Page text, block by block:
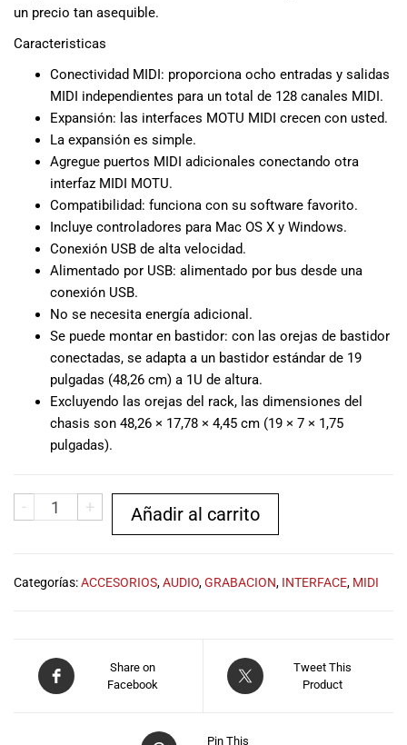
precios
competitivos y
promociones
especiales
para nuestros
clientes. Ven a
visitarnos en
nuestra tienda
física en Quito,
o haz tu
de nuestra
página web y
recibe tu
pedido en la
comodidad de
tu hogar.
Ecuador!
un precio tan asequible.
Caracteristicas
Conectividad MIDI: proporciona ocho entradas y salidas
MIDI independientes para un total de 128 canales MIDI.
Expansión: las interfaces MOTU MIDI crecen con usted.
La expansión es simple.
Agregue puertos MIDI adicionales conectando otra
interfaz MIDI MOTU.
Compatibilidad: funciona con su software favorito.
Incluye controladores para Mac OS X y Windows.
Conexión USB de alta velocidad.
Alimentado por USB: alimentado por bus desde una
conexión USB.
No se necesita energía adicional.
Se puede montar en bastidor: con las orejas de bastidor
conectadas, se adapta a un bastidor estándar de 19
pulgadas (48,26 cm) a 1U de altura.
Excluyendo las orejas del rack, las dimensiones del
chasis son 48,26 × 17,78 × 4,45 cm (19 × 7 × 1,75
pulgadas).
- + Añadir al carrito
Categorías:ACCESORIOS,AUDIO,GRABACION, INTERFACE, MIDI
Share on
Facebook
Tweet This
Product
Pin This